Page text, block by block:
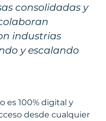
consolidadas y
industrias
y escalando
es 100% digital y
desde cualquier